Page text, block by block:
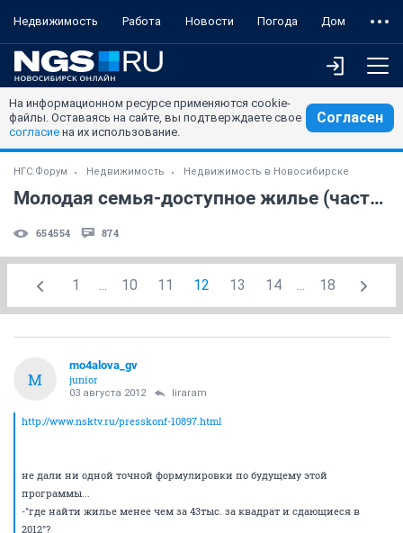
Недвижимость Работа Новости Погода Дом
На информационном ресурсе применяются cookie-
файлы. Оставаясь на сайте, вы подтверждаете свое
согласие на их использование.
Согласен
НГС.Форум Недвижимость Недвижимость в Новосибирске
Молодая семья-доступное жилье (часть 4)
654554 874
1 ... 10 11 12 13 14 ... 18
M
mo4alova_gv
junior
03 августа 2012 liraram
http://www.nsktv.ru/presskonf-10897.html
не дали ни одной точной формулировки по будущему этой
программы...
-"где найти жилье менее чем за 43тыс. за квадрат и сдающиеся в
2012"?